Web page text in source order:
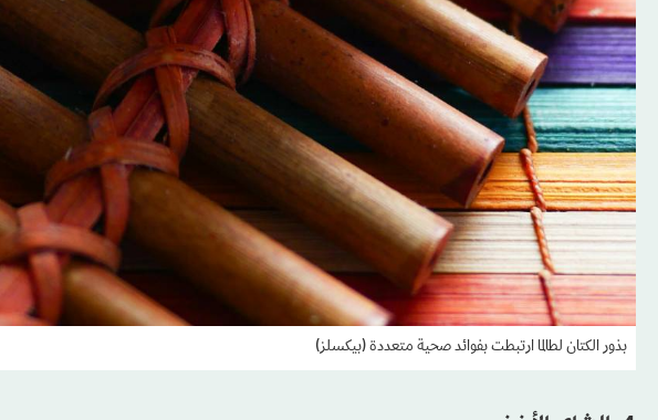
بذور الكتان لطالما ارتبطت بفوائد صحية متعددة (بيكسلز)